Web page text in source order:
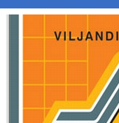
Liigu edasi põhisisu juurde